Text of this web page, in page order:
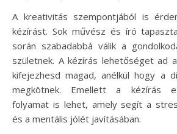
A kreativitás szempontjából is
kézírást. Sok művész és író
során szabadabbá válik a
születnek. A kézírás lehetőséget ad
kifejezhesd magad, anélkül hogy a
megkötnek. Emellett a kézírás
folyamat is lehet, amely segít a
és a mentális jólét javításában.